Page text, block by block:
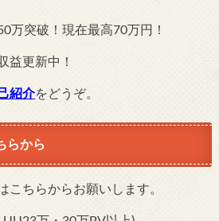
万突破！現在最高70万円！
益更新中！
紹介をどうぞ。
らから
こちらからお願いします。